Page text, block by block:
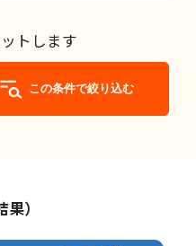
トします
この条件で絞り込む
）